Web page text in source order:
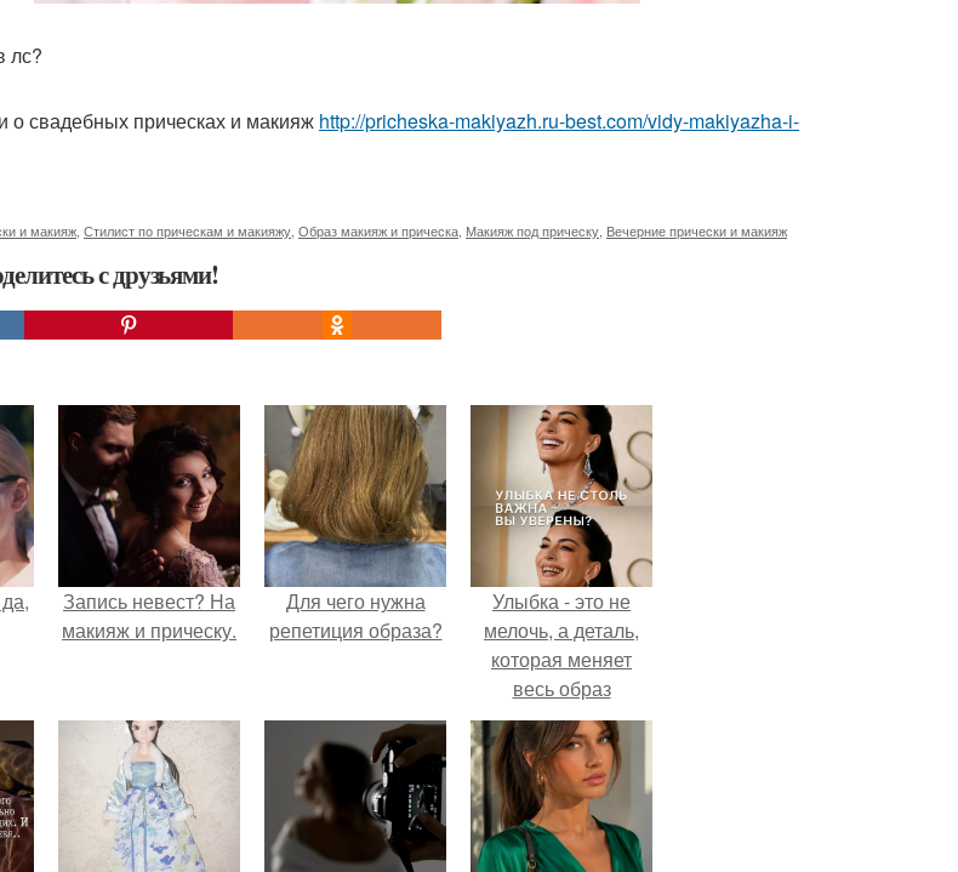
лс?
о свадебных прическах и макияж http://pricheska-makiyazh.ru-best.com/vidy-makiyazha-i-
и макияж Стилист по прическам и макияжу Образ макияж и прическа Макияж под прическу Вечерние прически и макияж
с друзьями!
Запись невест? На
макияж и прическу.
Для чего нужна
репетиция образа?
Улыбка - это не
мелочь, а деталь,
которая меняет
весь образ
человека.